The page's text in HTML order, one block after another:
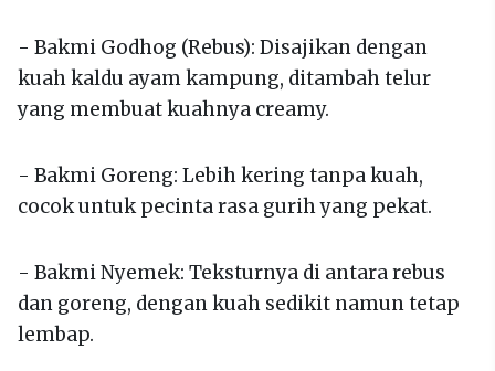
- Bakmi Godhog (Rebus): Disajikan dengan
kuah kaldu ayam kampung, ditambah telur
yang membuat kuahnya creamy.
- Bakmi Goreng: Lebih kering tanpa kuah,
cocok untuk pecinta rasa gurih yang pekat.
- Bakmi Nyemek: Teksturnya di antara rebus
dan goreng, dengan kuah sedikit namun tetap
lembap.